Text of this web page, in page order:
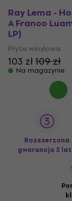
Ray Lema -
A Franco
LP)
Płyta winylowa
103 zł109 zł
Na magazynie
Rozszerzona
gwarancja 3